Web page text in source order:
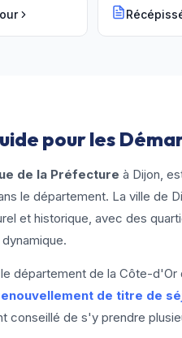
pour les
de la Préfecture à Dijon,
le département. La ville de
et historique, avec des
département de la Côte-
de titre de
conseillé de s'y prendre